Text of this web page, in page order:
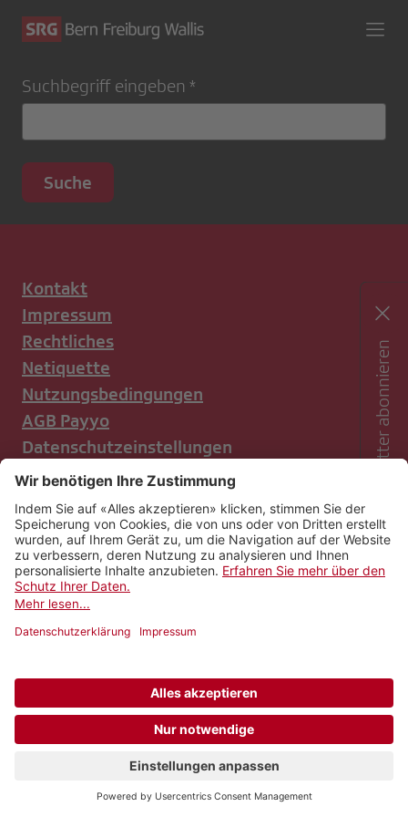
Suchbegriff eingeben
Newsletter abonnieren
Kontakt
Impressum
Rechtliches
Netiquette
Nutzungsbedingungen
AGB Payyo
Datenschutzeinstellungen
Newsletter abonnieren